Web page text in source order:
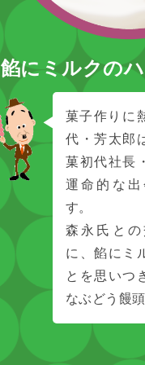
餡にミルクの
菓子作りに
代・芳太郎
菓初代社長
運命的な出
す。
森永氏と
に、餡にミ
とを思いつ
なぶどう饅